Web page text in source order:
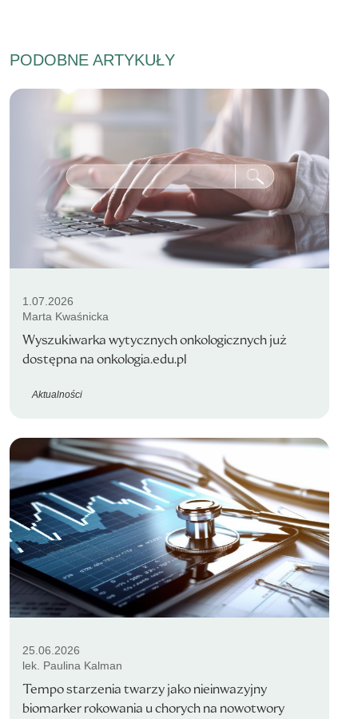
PODOBNE ARTYKUŁY
1.07.2026
Marta Kwaśnicka
Wyszukiwarka wytycznych onkologicznych już
dostępna na onkologia.edu.pl
Aktualności
25.06.2026
lek. Paulina Kalman
Tempo starzenia twarzy jako nieinwazyjny
biomarker rokowania u chorych na nowotwory